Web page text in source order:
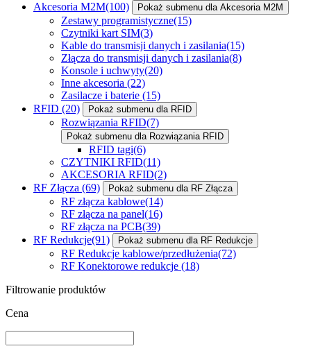
Akcesoria M2M(100) Pokaż submenu dla Akcesoria M2M
Zestawy programistyczne(15)
Czytniki kart SIM(3)
Kable do transmisji danych i zasilania(15)
Złącza do transmisji danych i zasilania(8)
Konsole i uchwyty(20)
Inne akcesoria (22)
Zasilacze i baterie (15)
RFID (20) Pokaż submenu dla RFID
Rozwiązania RFID(7)
Pokaż submenu dla Rozwiązania RFID
RFID tagi(6)
CZYTNIKI RFID(11)
AKCESORIA RFID(2)
RF Złącza (69) Pokaż submenu dla RF Złącza
RF złącza kablowe(14)
RF złącza na panel(16)
RF złącza na PCB(39)
RF Redukcje(91) Pokaż submenu dla RF Redukcje
RF Redukcje kablowe/przedłużenia(72)
RF Konektorowe redukcje (18)
Filtrowanie produktów
Cena